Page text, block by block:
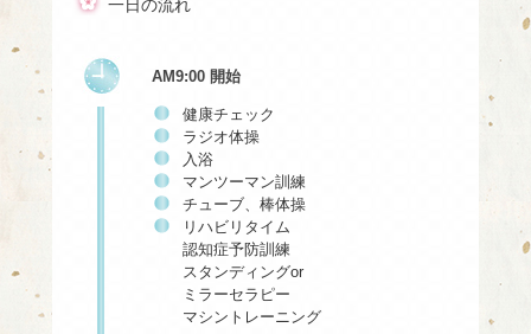
一日の流れ
AM9:00 開始
健康チェック
ラジオ体操
入浴
マンツーマン訓練
チューブ、棒体操
リハビリタイム
認知症予防訓練
スタンディングor
ミラーセラピー
マシントレーニング